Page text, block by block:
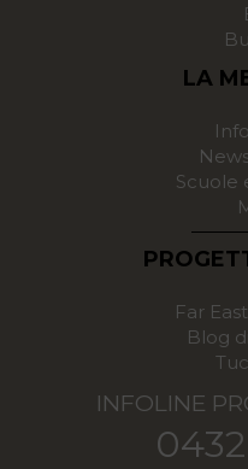
LA
Scuole
Far
Blog
INFOLINE